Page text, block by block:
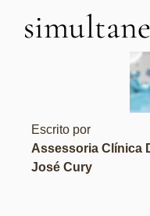
Escrito por
Assessoria Clínica
José Cury